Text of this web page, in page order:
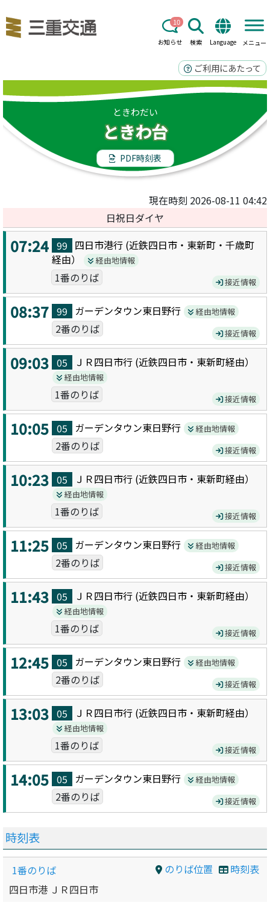
お知らせ
10
検索 Language メニュー
ご利用にあたって
ときわだい
ときわ台
PDF時刻表
現在時刻 2026-08-11 04:42
日祝日ダイヤ
07:24 99 四日市港行 (近鉄四日市・東新町・千歳町
経由）
経由地情報
1番のりば 接近情報
08:37 99 ガーデンタウン東日野行 経由地情報
2番のりば 接近情報
09:03 05 ＪＲ四日市行 (近鉄四日市・東新町経由）
経由地情報
1番のりば 接近情報
10:05 05 ガーデンタウン東日野行 経由地情報
2番のりば 接近情報
10:23 05 ＪＲ四日市行 (近鉄四日市・東新町経由）
経由地情報
1番のりば 接近情報
11:25 05 ガーデンタウン東日野行 経由地情報
2番のりば 接近情報
11:43 05 ＪＲ四日市行 (近鉄四日市・東新町経由）
経由地情報
1番のりば 接近情報
12:45 05 ガーデンタウン東日野行 経由地情報
2番のりば 接近情報
13:03 05 ＪＲ四日市行 (近鉄四日市・東新町経由）
経由地情報
1番のりば 接近情報
14:05 05 ガーデンタウン東日野行 経由地情報
2番のりば 接近情報
時刻表
のりば位置 時刻表
1番のりば
四日市港 ＪＲ四日市